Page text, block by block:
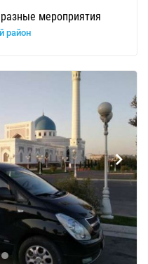
мероприятия
район